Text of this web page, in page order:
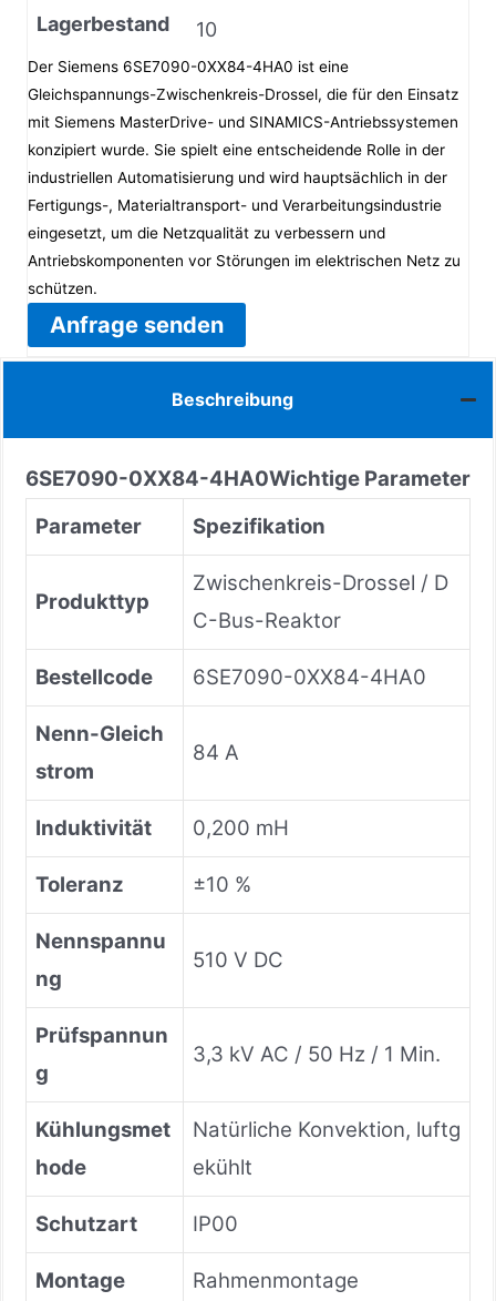
Lagerbestand
10
Der Siemens 6SE7090-0XX84-4HA0 ist eine
Gleichspannungs-Zwischenkreis-Drossel, die für den Einsatz
mit Siemens MasterDrive- und SINAMICS-Antriebssystemen
konzipiert wurde. Sie spielt eine entscheidende Rolle in der
industriellen Automatisierung und wird hauptsächlich in der
Fertigungs-, Materialtransport- und Verarbeitungsindustrie
eingesetzt, um die Netzqualität zu verbessern und
Antriebskomponenten vor Störungen im elektrischen Netz zu
schützen.
Anfrage senden
Beschreibung
6SE7090-0XX84-4HA0Wichtige Parameter
Parameter
Spezifikation
Produkttyp
Zwischenkreis-Drossel / D
C-Bus-Reaktor
Bestellcode 6SE7090-0XX84-4HA0
Nenn-Gleich
strom
84 A
Induktivität 0,200 mH
Toleranz ±10 %
Nennspannu
ng
510 V DC
Prüfspannun
g
3,3 kV AC / 50 Hz / 1 Min.
Kühlungsmet
hode
Natürliche Konvektion, luftg
ekühlt
Schutzart IP00
Montage Rahmenmontage